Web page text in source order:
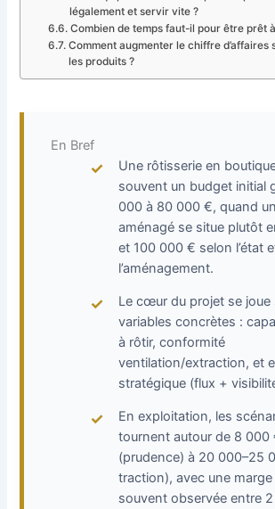
légalement et servir vite ?
Combien de temps faut-il pour être prêt
Comment augmenter le chiffre d’affaires
les produits ?
En Bref
Une rôtisserie en
souvent un budget initial
000 à 80 000 €, quand
aménagé se situe plutôt
et 100 000 € selon l’état
l’aménagement.
Le cœur du projet se joue
variables concrètes :
à rôtir, conformité
ventilation/extraction, et
stratégique (flux +
En exploitation, les
tournent autour de 8 000
(prudence) à 20 000–25
traction), avec une
souvent observée entre 2